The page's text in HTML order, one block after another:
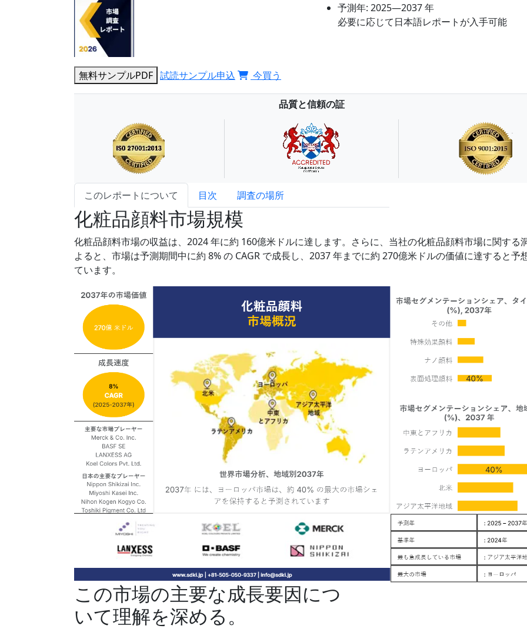
予測年: 2025―2037 年
必要に応じて日本語レポートが入手可能
無料サンプルPDF 試読サンプル申込 今買う
品質と信頼の証
このレポートについて 目次 調査の場所
化粧品顔料市場規模
化粧品顔料市場の収益は、2024 年に約 160億米ドルに達します。さらに、当社の化粧品顔料市場に関する
よると、市場は予測期間中に約 8% の CAGR で成長し、2037 年までに約 270億米ドルの価値に達すると予
ています。
この市場の主要な成長要因につ
いて理解を深める。